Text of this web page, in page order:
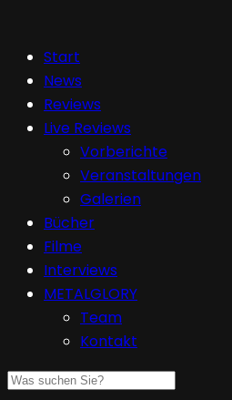
Start
News
Reviews
Live Reviews
Vorberichte
Veranstaltungen
Galerien
Bücher
Filme
Interviews
METALGLORY
Team
Kontakt